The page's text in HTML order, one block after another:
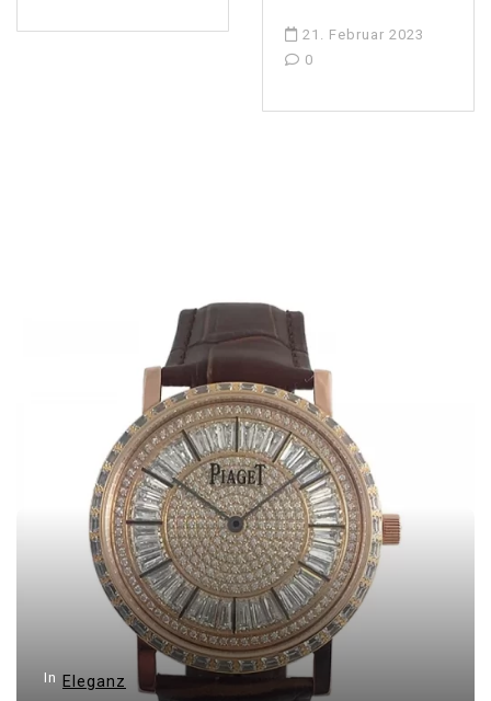
21. Februar 2023
0
In Eleganz